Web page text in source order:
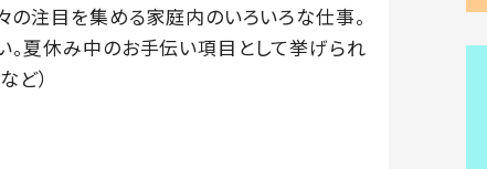
注目を集める家庭内のいろいろな仕事。
夏休み中のお手伝い項目として挙げられ
ど）